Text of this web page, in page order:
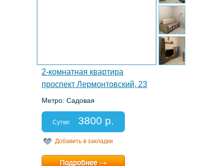
2-комнатная квартира
проспект Лермонтовский, 23
Метро: Садовая
Спальных мест: 2+2
Отчетные документы: есть
Сутки: 3800 р.
Добавить в закладки
Минимальный срок:2 суток